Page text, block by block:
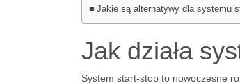
Jakie są alternatywy dla systemu
Jak działa
System start-stop to nowoczesne